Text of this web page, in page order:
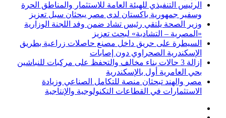
الرئيس التنفيذي للهيئة العامة للاستثمار والمناطق الحرة
وسفير جمهورية باكستان لدى مصر يبحثان سبل تعزيز
وزير الصحة يلتقي رئيس تشاد ضمن وفد اللجنة الوزارية
«المصرية – التشادية» لبحث تعزيز
السيطرة على حريق داخل مصنع حاصلات زراعية بطريق
الإسكندرية الصحراوي دون إصابات
إزالة 3 حالات بناء مخالف والتحفظ على مركبات للنباشين
بحي العامرية أول بالإسكندرية
مصر والهند تبحثان منصة للتكامل الصناعي وزيادة
الاستثمارات في القطاعات التكنولوجية والإنتاجية